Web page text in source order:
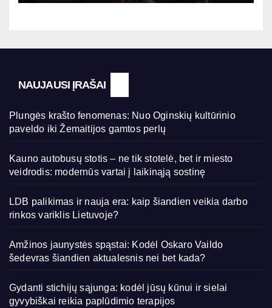
NAUJAUSI ĮRAŠAI
Plungės krašto fenomenas: Nuo Oginskių kultūrinio
paveldo iki Žemaitijos gamtos perlų
Kauno autobusų stotis – ne tik stotelė, bet ir miesto
veidrodis: modernūs vartai į laikinąją sostinę
LDB palikimas ir nauja era: kaip šiandien veikia darbo
rinkos variklis Lietuvoje?
Amžinos jaunystės spąstai: Kodėl Oskaro Vaildo
šedevras šiandien aktualesnis nei bet kada?
Gydanti stichijų sąjunga: kodėl jūsų kūnui ir sielai
gyvybiškai reikia paplūdimio terapijos